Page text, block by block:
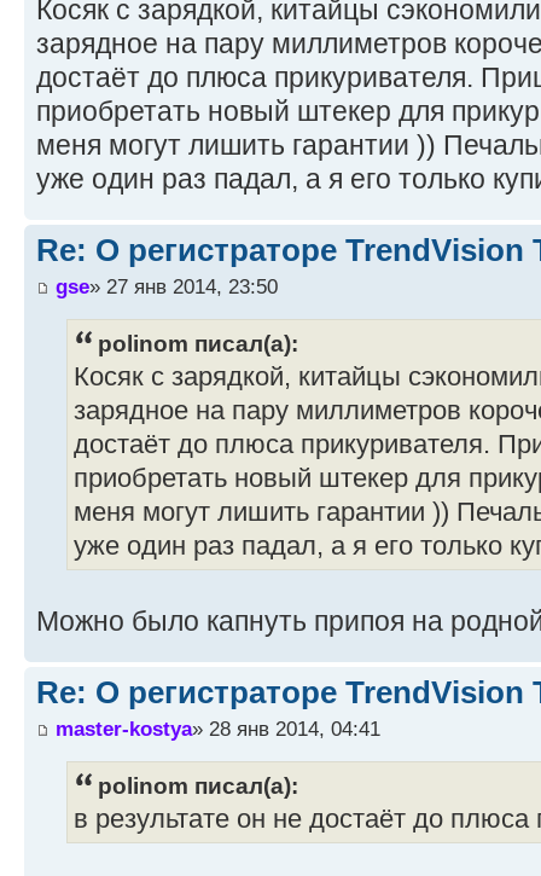
Косяк с зарядкой, китайцы
зарядное на пару миллиметров
достаёт до плюса прикуривателя.
приобретать новый штекер для
меня могут лишить гарантии ))
уже один раз падал, а я его только
Re: О регистраторе TrendVision
gse» 27 янв 2014, 23:50
polinom писал(а):
Косяк с зарядкой, китайцы
зарядное на пару миллиметров
достаёт до плюса прикуривателя.
приобретать новый штекер для
меня могут лишить гарантии ))
уже один раз падал, а я его только
Можно было капнуть припоя на
Re: О регистраторе TrendVision
master-kostya» 28 янв 2014, 04:41
polinom писал(а):
в результате он не достаёт до плюса